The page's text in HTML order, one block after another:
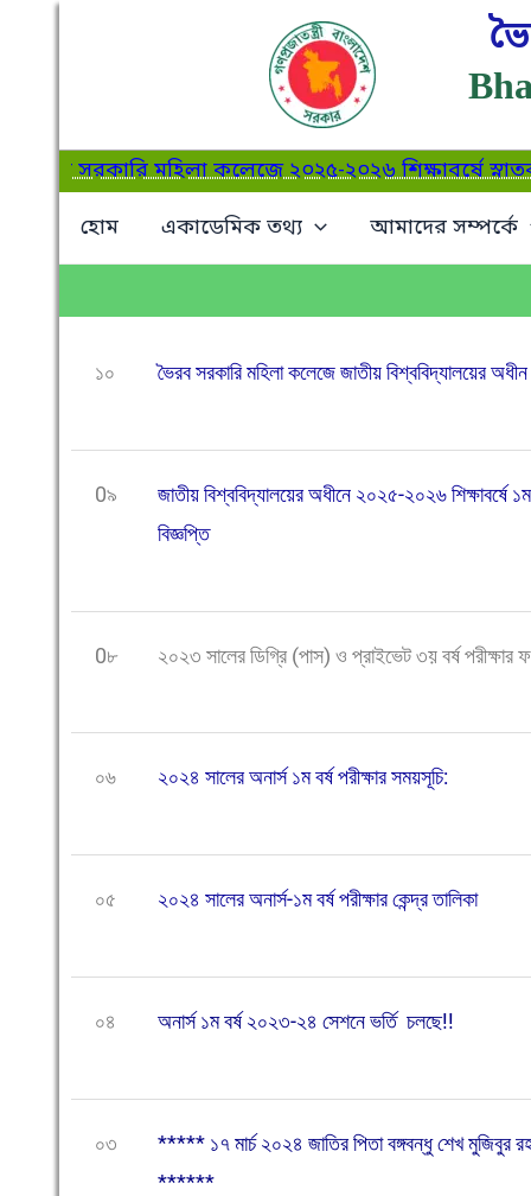
সরকারি মহিলা কলেজে ২০২৫-২০২৬ শিক্ষাবর্ষে স্নাতক
হোম
একাডেমিক তথ্য আমাদের সম্পর্কে
১০ ভৈরব সরকারি মহিলা কলেজে জাতীয় বিশ্ববিদ্যালয়ের
0৯
জাতীয় বিশ্ববিদ্যালয়ের অধীনে ২০২৫-২০২৬
বিজ্ঞপ্তি
0৮ ২০২৩ সালের ডিগ্রি (পাস) ও প্রাইভেট ৩য় বর্ষ পরীক্ষার
০৬ ২০২৪ সালের অনার্স ১ম বর্ষ পরীক্ষার সময়সূচি:
০৫ ২০২৪ সালের অনার্স-১ম বর্ষ পরীক্ষার কেন্দ্র তালিকা
০৪ অনার্স ১ম বর্ষ ২০২৩-২৪ সেশনে ভর্তি চলছে!!
০৩
***** ১৭ মার্চ ২০২৪ জাতির পিতা বঙ্গবন্ধু শেখ মুজিবুর
******